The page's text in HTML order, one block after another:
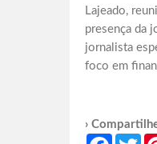
Lajeado,
presença da
jornalista
foco em
›